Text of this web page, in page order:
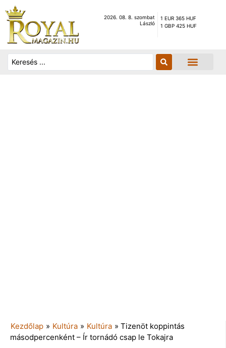
2026. 08. 8. szombat
László
1 EUR 365 HUF
1 GBP 425 HUF
Kezdőlap » Kultúra » Kultúra » Tizenöt koppintás
másodpercenként – Ír tornádó csap le Tokajra